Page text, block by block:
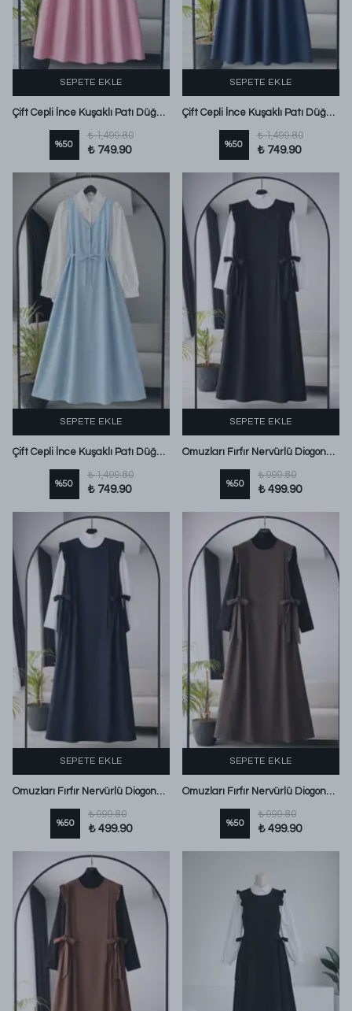
SEPETE EKLE
Çift Cepli İnce Kuşaklı Patı Düğmeli Poplin Jile Pembe
%50
₺ 1,499.80
₺ 749.90
SEPETE EKLE
Çift Cepli İnce Kuşaklı Patı Düğmeli Poplin Jile Lacivert
%50
₺ 1,499.80
₺ 749.90
SEPETE EKLE
Çift Cepli İnce Kuşaklı Patı Düğmeli Poplin Jile Bebe Mavi
%50
₺ 1,499.80
₺ 749.90
SEPETE EKLE
Omuzları Fırfır Nervürlü Diogonel Tencel Jile Siyah
%50
₺ 999.80
₺ 499.90
SEPETE EKLE
Omuzları Fırfır Nervürlü Diogonel Tencel Jile Lacivert
%50
₺ 999.80
₺ 499.90
SEPETE EKLE
Omuzları Fırfır Nervürlü Diogonel Tencel Jile Koyu Kahve
%50
₺ 999.80
₺ 499.90